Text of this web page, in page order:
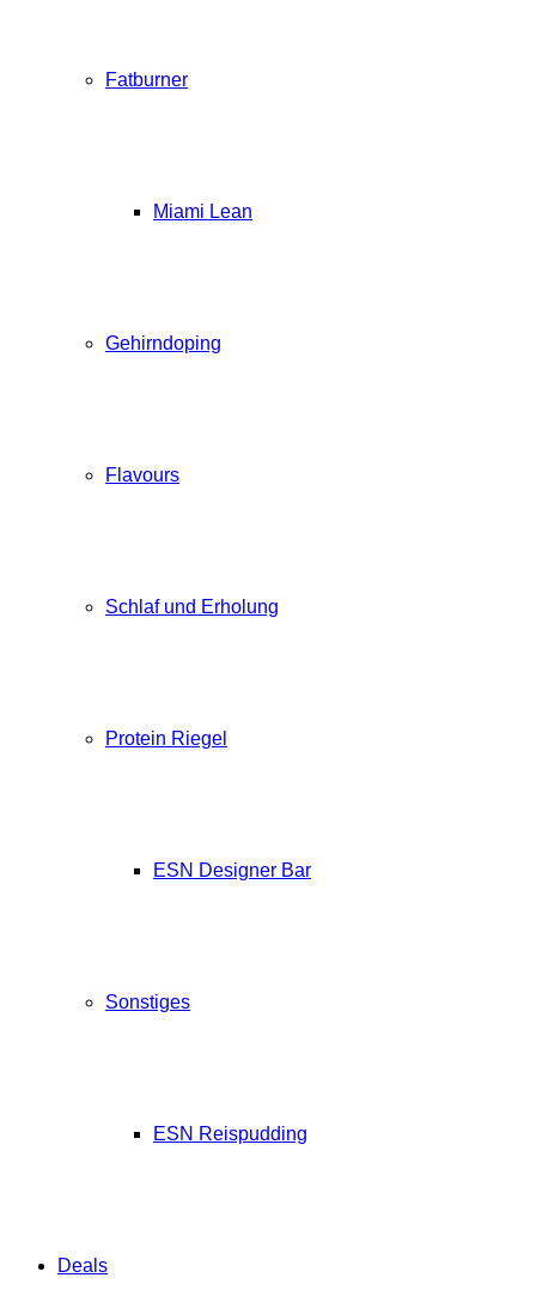
Fatburner
Miami Lean
Gehirndoping
Flavours
Schlaf und Erholung
Protein Riegel
ESN Designer Bar
Sonstiges
ESN Reispudding
Deals